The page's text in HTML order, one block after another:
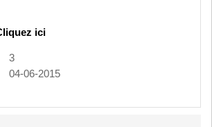
ici
3
04-06-2015